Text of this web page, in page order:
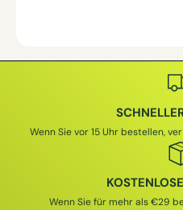
Wenn Sie vor 15 Uhr bestellen,
Wenn Sie für mehr als €29